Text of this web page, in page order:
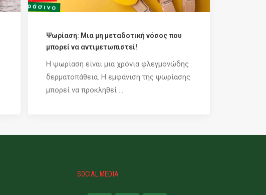
Ψωρίαση: Μια μη μεταδοτική νόσος που
μπορεί να αντιμετωπιστεί!
Η ψωρίαση είναι μια χρόνια φλεγμονώδης
δερματοπάθεια. Η εμφάνιση της ψωρίασης
μπορεί να προκληθεί ...
SOCIAL MEDIA